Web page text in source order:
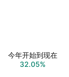
今年开始到现在
32.05%